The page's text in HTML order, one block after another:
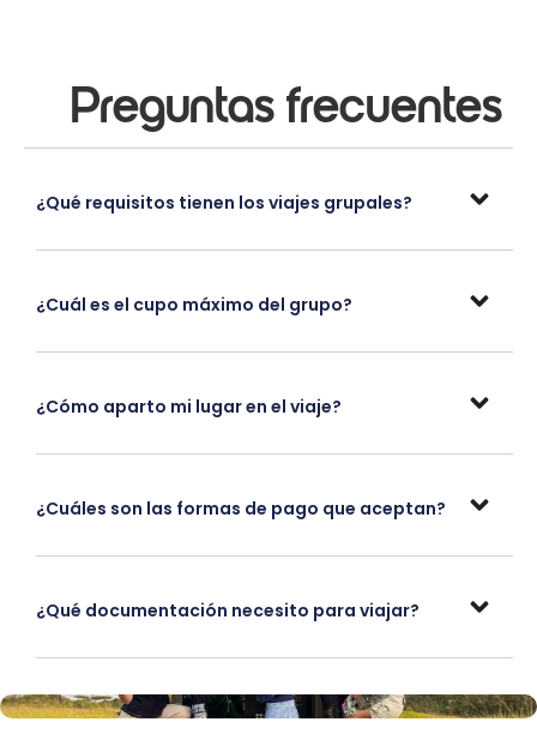
Preguntas frecuentes
¿Qué requisitos tienen los viajes grupales?
¿Cuál es el cupo máximo del grupo?
¿Cómo aparto mi lugar en el viaje?
¿Cuáles son las formas de pago que aceptan?
¿Qué documentación necesito para viajar?